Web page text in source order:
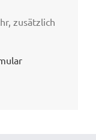
zusätzlich